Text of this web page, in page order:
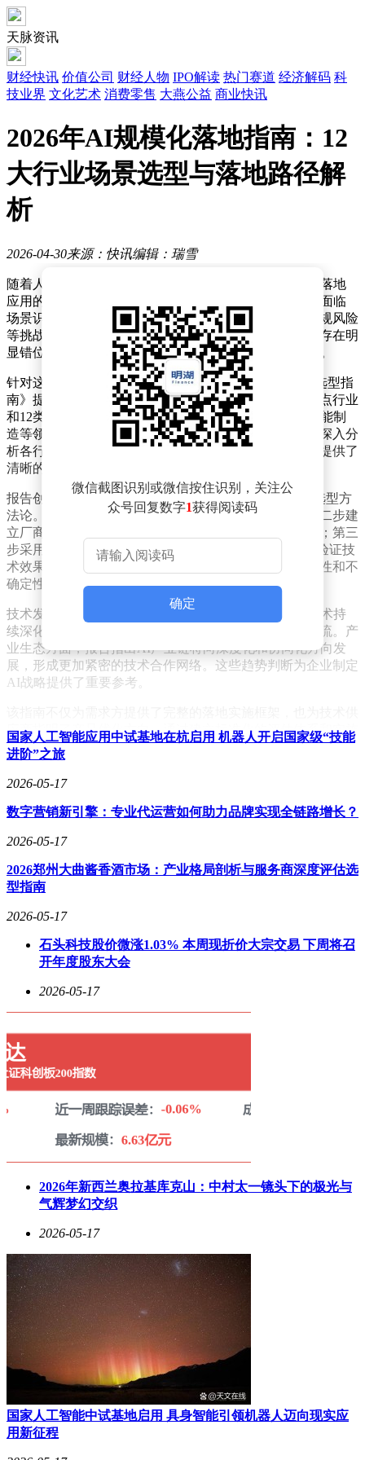
天脉资讯
财经快讯 价值公司 财经人物 IPO解读 热门赛道 经济解码 科
技业界 文化艺术 消费零售 大燕公益 商业快讯
2026年AI规模化落地指南：12
大行业场景选型与落地路径解
析
2026-04-30来源：快讯编辑：瑞雪
随着人工智能技术的快速发展，2026年将成为AI大规模落地
应用的关键节点。然而，企业在推进AI应用过程中普遍面临
场景识别困难、投资回报率难以量化、成本高昂以及合规风险
等挑战。与此同时，供需双方在技术认知和需求对接上存在明
显错位，导致沟通效率低下，制约了AI技术的有效落地。
针对这些问题，最新发布的《2026年AI+行业场景落地选型指
南》提出了系统性解决方案。该报告构建了覆盖12个重点行业
和12类通用场景的AI应用全景图谱，涵盖智慧地产、智能制
造等领域，以及研发设计、市场营销等业务环节。通过深入分
析各行业的核心发展趋势和典型应用场景，报告为企业提供了
清晰的AI技术适配路径。
报告创新性地提出"场景识别-厂商匹配-价值验证"三步选型方
法论。第一步通过业务需求分析精准定位适用场景；第二步建
立厂商能力评估模型，实现技术供给与需求的精准对接；第三
步采用概念验证（PoC）试点方式，在真实业务环境中验证技
术效果。这种方法论有效解决了企业选型过程中的盲目性和不
确定性问题。
技术发展层面，报告预测AI将呈现三大趋势：大模型技术持
续深化应用、智能体技术加速普及、多模态融合成为主流。产
业生态方面，报告指出AI产业链将向深度化和协同化方向发
展，形成更加紧密的技术合作网络。这些趋势判断为企业制定
AI战略提供了重要参考。
应商指明了产品优化方向。通过建立标准化的评估体系和实施
路径，报告致力于推动AI技术真正赋能千行百业，实现技术
价值与商业价值的双重转化。对于正在探索AI应用的企业和
机构而言，这份报告具有重要的实践指导意义。
微信截图识别或微信按住识别，关注公
众号回复数字1获得阅读码
确定
国家人工智能应用中试基地在杭启用 机器人开启国家级“技能
进阶”之旅
2026-05-17
数字营销新引擎：专业代运营如何助力品牌实现全链路增长？
2026-05-17
2026郑州大曲酱香酒市场：产业格局剖析与服务商深度评估选
型指南
2026-05-17
石头科技股价微涨1.03% 本周现折价大宗交易 下周将召
开年度股东大会
2026-05-17
2026年新西兰奥拉基库克山：中村太一镜头下的极光与
气辉梦幻交织
2026-05-17
国家人工智能中试基地启用 具身智能引领机器人迈向现实应
用新征程